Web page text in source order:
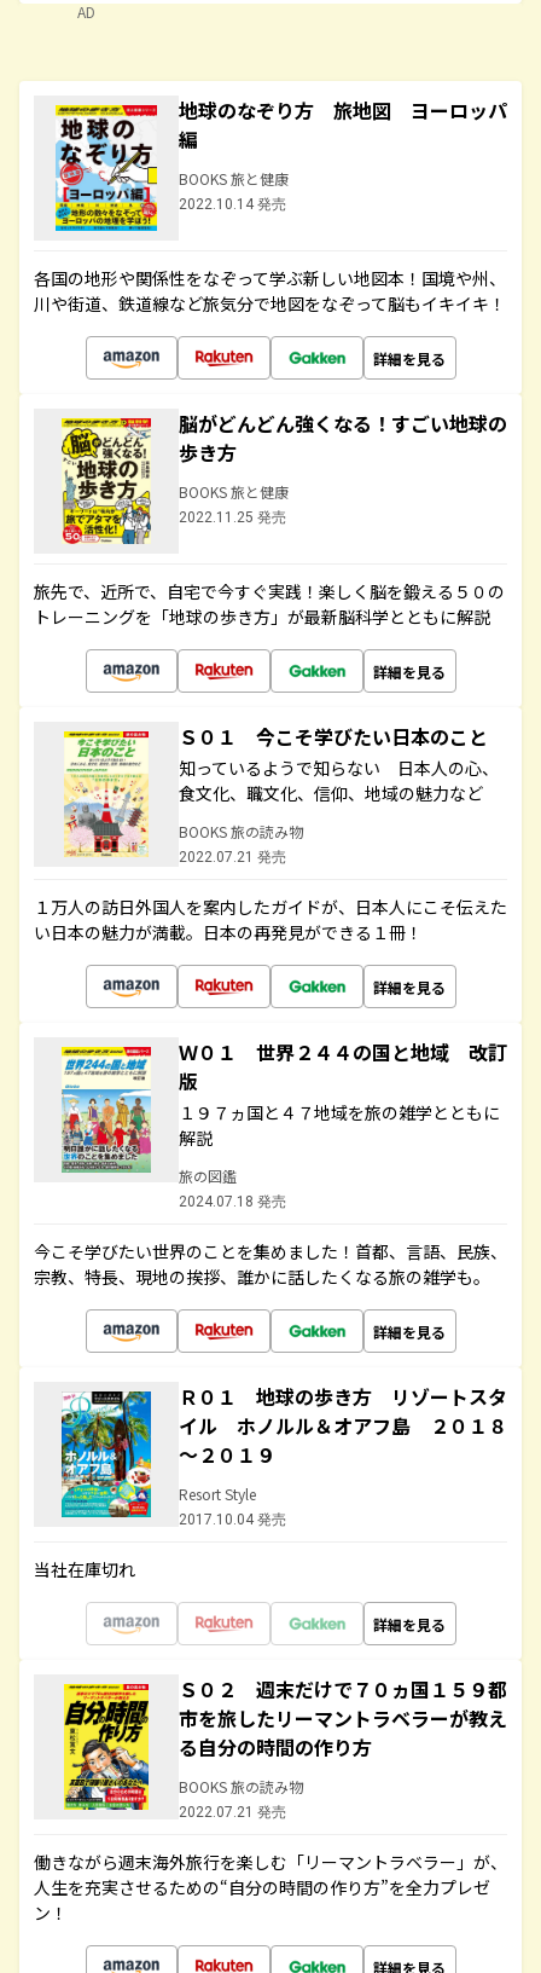
AD
地球のなぞり方 旅地図 ヨーロッパ
編
BOOKS 旅と健康
2022.10.14 発売
各国の地形や関係性をなぞって学ぶ新しい地図本！国境や州、
川や街道、鉄道線など旅気分で地図をなぞって脳もイキイキ！
詳細を見る
脳がどんどん強くなる！すごい地球の
歩き方
BOOKS 旅と健康
2022.11.25 発売
旅先で、近所で、自宅で今すぐ実践！楽しく脳を鍛える５０の
トレーニングを「地球の歩き方」が最新脳科学とともに解説
詳細を見る
Ｓ０１ 今こそ学びたい日本のこと
知っているようで知らない 日本人の心、
食文化、職文化、信仰、地域の魅力など
BOOKS 旅の読み物
2022.07.21 発売
１万人の訪日外国人を案内したガイドが、日本人にこそ伝えた
い日本の魅力が満載。日本の再発見ができる１冊！
詳細を見る
Ｗ０１ 世界２４４の国と地域 改訂
版
１９７ヵ国と４７地域を旅の雑学とともに
解説
旅の図鑑
2024.07.18 発売
今こそ学びたい世界のことを集めました！首都、言語、民族、
宗教、特長、現地の挨拶、誰かに話したくなる旅の雑学も。
詳細を見る
Ｒ０１ 地球の歩き方 リゾートスタ
イル ホノルル＆オアフ島 ２０１８
～２０１９
Resort Style
2017.10.04 発売
当社在庫切れ
詳細を見る
Ｓ０２ 週末だけで７０ヵ国１５９都
市を旅したリーマントラベラーが教え
る自分の時間の作り方
BOOKS 旅の読み物
2022.07.21 発売
働きながら週末海外旅行を楽しむ「リーマントラベラー」が、
人生を充実させるための“自分の時間の作り方”を全力プレゼ
ン！
詳細を見る